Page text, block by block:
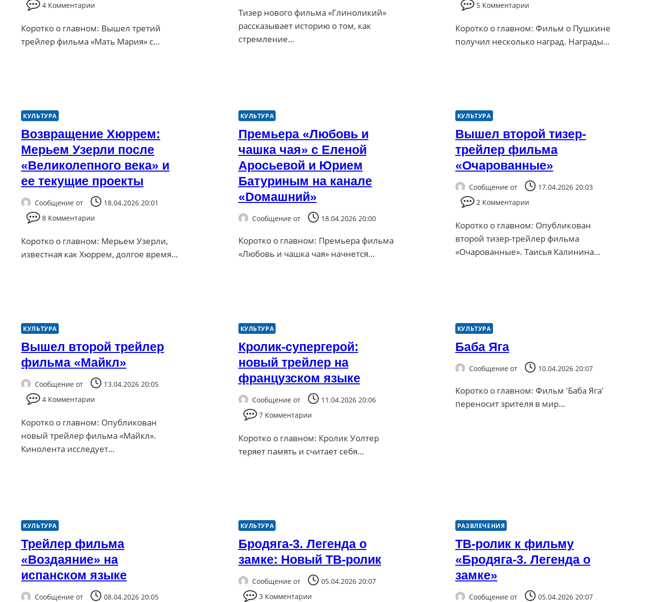
4 Комментарии
Коротко о главном: Вышел третий
трейлер фильма «Мать Мария» с…
Тизер нового фильма «Глиноликий»
рассказывает историю о том, как
стремление…
5 Комментарии
Коротко о главном: Фильм о Пушкине
получил несколько наград. Награды…
КУЛЬТУРА
Возвращение Хюррем:
Мерьем Узерли после
«Великолепного века» и
ее текущие проекты
Сообщение от
18.04.2026 20:01
8 Комментарии
Коротко о главном: Мерьем Узерли,
известная как Хюррем, долгое время…
КУЛЬТУРА
Премьера «Любовь и
чашка чая» с Еленой
Аросьевой и Юрием
Батуриным на канале
«Dомашний»
Сообщение от 18.04.2026 20:00
Коротко о главном: Премьера фильма
«Любовь и чашка чая» начнется…
КУЛЬТУРА
Вышел второй тизер-
трейлер фильма
«Очарованные»
Сообщение от
17.04.2026 20:03
2 Комментарии
Коротко о главном: Опубликован
второй тизер-трейлер фильма
«Очарованные». Таисья Калинина…
КУЛЬТУРА
Вышел второй трейлер
фильма «Майкл»
Сообщение от
13.04.2026 20:05
4 Комментарии
Коротко о главном: Опубликован
новый трейлер фильма «Майкл».
Кинолента исследует…
КУЛЬТУРА
Кролик-супергерой:
новый трейлер на
французском языке
Сообщение от
11.04.2026 20:06
7 Комментарии
Коротко о главном: Кролик Уолтер
теряет память и считает себя…
КУЛЬТУРА
Баба Яга
Сообщение от 10.04.2026 20:07
Коротко о главном: Фильм 'Баба Яга'
переносит зрителя в мир…
КУЛЬТУРА
Трейлер фильма
«Воздаяние» на
испанском языке
Сообщение от
08.04.2026 20:05
КУЛЬТУРА
Бродяга-3. Легенда о
замке: Новый ТВ-ролик
Сообщение от
05.04.2026 20:07
3 Комментарии
РАЗВЛЕЧЕНИЯ
ТВ-ролик к фильму
«Бродяга-3. Легенда о
замке»
Сообщение от
05.04.2026 20:07